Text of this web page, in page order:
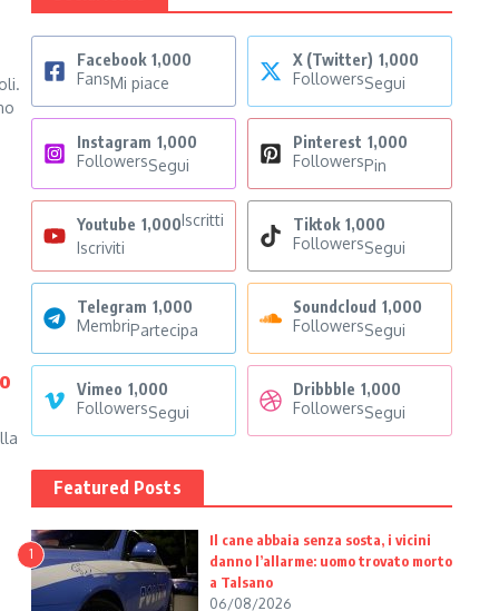
Facebook 1,000
FansMi piace
X (Twitter) 1,000
FollowersSegui
Instagram 1,000
FollowersSegui
Pinterest 1,000
FollowersPin
Youtube 1,000Iscritti
Iscriviti
Tiktok 1,000
FollowersSegui
Telegram 1,000
MembriPartecipa
Soundcloud 1,000
FollowersSegui
Vimeo 1,000
FollowersSegui
Dribbble 1,000
FollowersSegui
Featured Posts
1
Il cane abbaia senza sosta, i vicini
danno l’allarme: uomo trovato morto
a Talsano
06/08/2026